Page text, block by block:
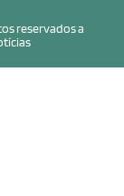
reservados a